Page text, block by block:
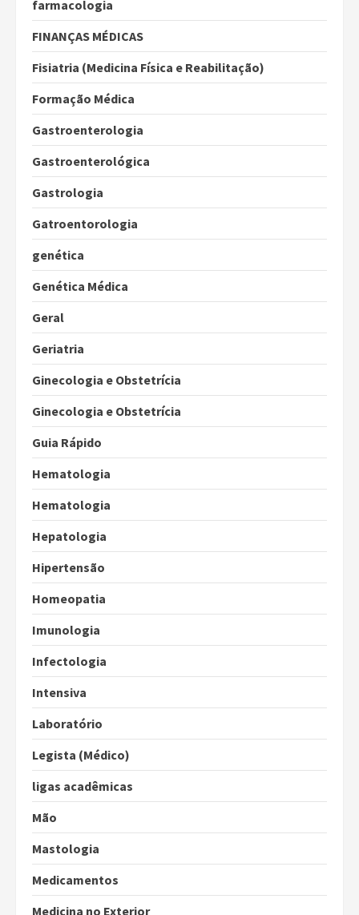
farmacologia
FINANÇAS MÉDICAS
Fisiatria (Medicina Física e Reabilitação)
Formação Médica
Gastroenterologia
Gastroenterológica
Gastrologia
Gatroentorologia
genética
Genética Médica
Geral
Geriatria
Ginecologia e Obstetrícia
Ginecologia e Obstetrícia
Guia Rápido
Hematologia
Hematologia
Hepatologia
Hipertensão
Homeopatia
Imunologia
Infectologia
Intensiva
Laboratório
Legista (Médico)
ligas acadêmicas
Mão
Mastologia
Medicamentos
Medicina no Exterior